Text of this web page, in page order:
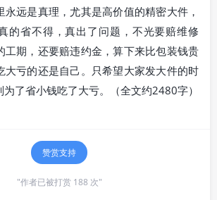
永远是真理，尤其是高价值的精密大件，
的省不得，真出了问题，不光要赔维修
工期，还要赔违约金，算下来比包装钱贵
大亏的还是自己。只希望大家发大件的时
了省小钱吃了大亏。（全文约2480字）
赞赏支持
"作者已被打赏 188 次"